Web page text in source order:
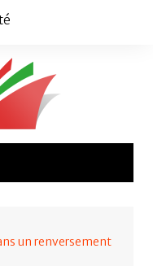
un renversement